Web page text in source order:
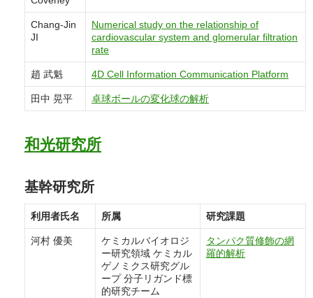
Chang-Jin
JI
Numerical study on the relationship of
cardiovascular system and glomerular filtration
rate
趙 武魁 4D Cell Information Communication Platform
田中 晃平 卓球ボールの変化球の解析
和光研究所
基幹研究所
利用者氏名 所属 研究課題
河村 優美
ケミカルバイオロジ
ー研究領域 ケミカル
ゲノミクス研究グル
ープ 分子リガンド標
的研究チーム
タンパク質修飾の網
羅的解析